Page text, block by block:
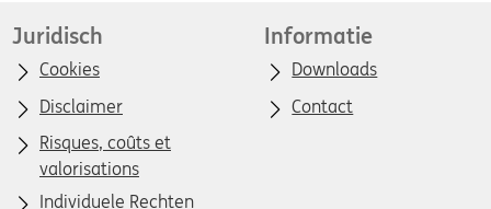
Juridisch
Cookies
Disclaimer
Risques, coûts et
valorisations
Individuele Rechten
Informatie
Downloads
Contact